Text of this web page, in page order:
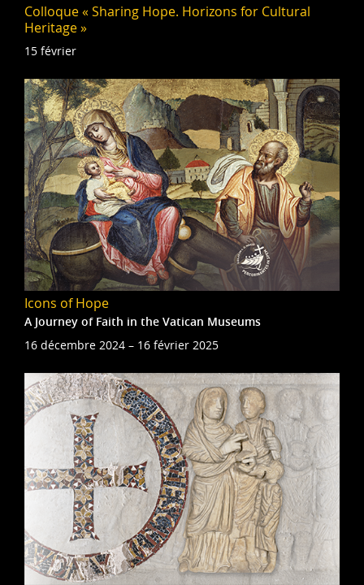
Colloque « Sharing Hope. Horizons for Cultural
Heritage »
15 février
Icons of Hope
A Journey of Faith in the Vatican Museums
16 décembre 2024 – 16 février 2025